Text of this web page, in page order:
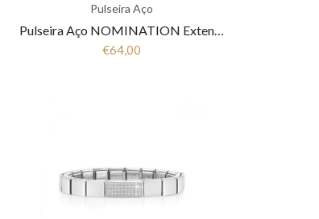
Pulseira Aço
Pulseira Aço NOMINATION Extension Collection 043218/010
€64,00